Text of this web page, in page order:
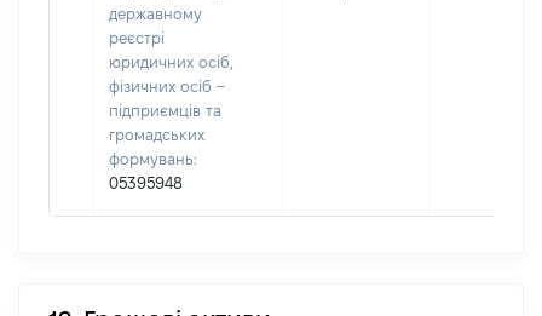
державному
реєстрі
юридичних осіб,
фізичних осіб –
підприємців та
громадських
формувань:
05395948